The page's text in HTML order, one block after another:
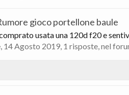
gioco portellone baule
usata una 120d f20 e
, 14 Agosto 2019, 1 risposte, nel